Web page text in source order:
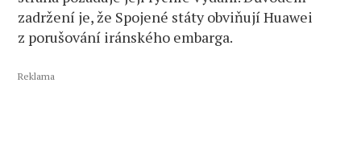
zadržení je, že Spojené státy obviňují Huawei
z porušování iránského embarga.
Reklama